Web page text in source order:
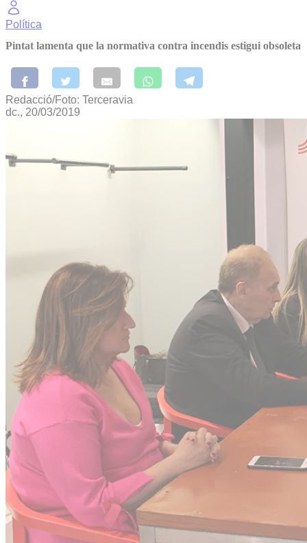
Política
Pintat lamenta que la normativa contra incendis estigui obsoleta
Redacció/Foto: Terceravia
dc., 20/03/2019